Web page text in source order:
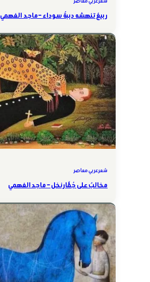
ربيعٌ تنهشه دببةٌ سوداء – ماجد الفهمي
شعر عربي معاصر
مخالبٌ على جُمَّار نخل – ماجد الفهمي